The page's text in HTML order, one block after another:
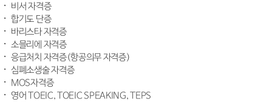
비서 자격증
합기도 단증
바리스타 자격증
소믈리에 자격증
응급처치 자격증(항공의무 자격증)
심폐소생술 자격증
MOS자격증
영어 TOEIC, TOEIC SPEAKING, TEPS